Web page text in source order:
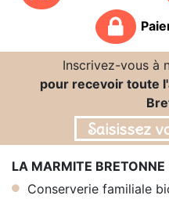
Inscrivez-vous à
pour recevoir toute
LA MARMITE BRETONNE
Conserverie familiale